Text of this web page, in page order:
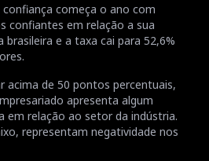
confiança começa o ano com
confiantes em relação a sua
brasileira e a taxa cai para 52,6%
acima de 50 pontos percentuais,
apresenta algum
em relação ao setor da indústria.
representam negatividade nos